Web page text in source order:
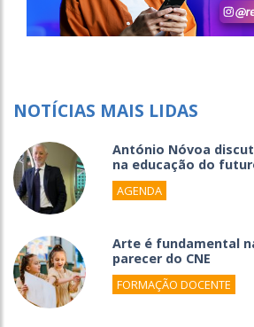
NOTÍCIAS MAIS LIDAS
António Nóvoa
na educação do
AGENDA
Arte é fundamental
parecer do CNE
FORMAÇÃO DOCENTE